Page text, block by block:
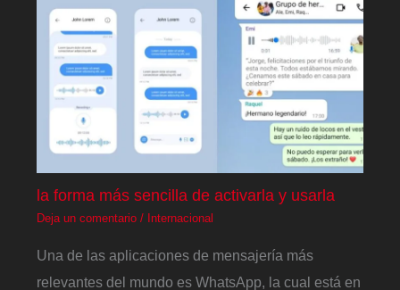
la forma más sencilla de activarla y usarla
Deja un comentario / Internacional
Una de las aplicaciones de mensajería más
relevantes del mundo es WhatsApp, la cual está en